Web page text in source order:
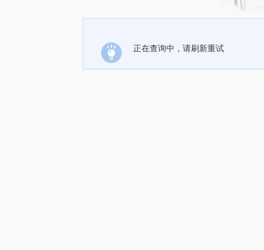
正在查询中，请刷新重试